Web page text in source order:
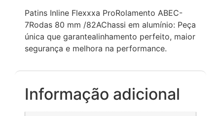
Patins Inline Flexxxa ProRolamento ABEC-
7Rodas 80 mm /82AChassi em alumínio: Peça
única que garantealinhamento perfeito, maior
segurança e melhora na performance.
Informação adicional